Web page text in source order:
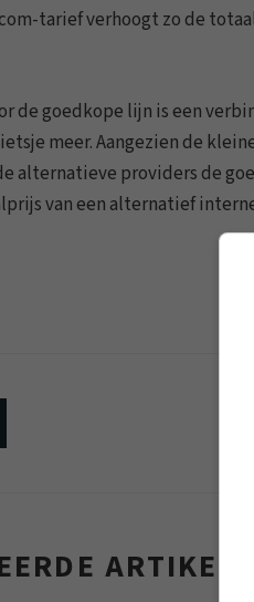
tarief verhoogt zo de
de goedkope lijn is een
meer. Aangezien de
alternatieve providers de
van een alternatief